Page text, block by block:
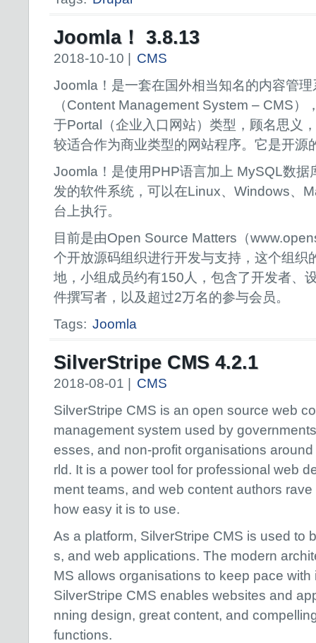
Joomla！ 3.8.13
2018-10-10 |
CMS
Joomla！是一套在国外相当知名的内容管理
（Content Management System – CMS）
于Portal（企业入口网站）类型，顾名思义
较适合作为商业类型的网站程序。它是开源
Joomla！是使用PHP语言加上 MySQL数据
发的软件系统，可以在Linux、Windows、
台上执行。
目前是由Open Source Matters（
个开放源码组织进行开发与支持，这个组织
地，小组成员约有150人，包含了开发者、
件撰写者，以及超过2万名的参与会员。
Tags: Joomla
SilverStripe CMS 4.2.1
2018-08-01 |
CMS
SilverStripe CMS is an open source web
management system used by
esses, and non-profit organisations
rld. It is a power tool for professional web
ment teams, and web content authors rave
how easy it is to use.
As a platform, SilverStripe CMS is used to
s, and web applications. The modern
MS allows organisations to keep pace
SilverStripe CMS enables websites and
nning design, great content, and
functions.